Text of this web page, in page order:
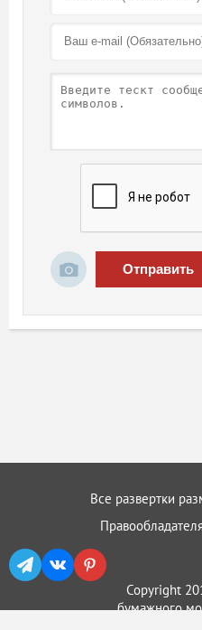
Отправить
Все развертки
Copyright
бумажного